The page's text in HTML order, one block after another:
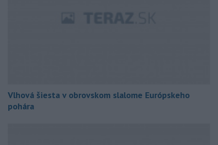
Vlhová šiesta v obrovskom slalome Európskeho
pohára